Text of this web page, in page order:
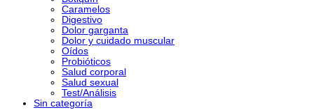
Caramelos
Digestivo
Dolor garganta
Dolor y cuidado muscular
Oídos
Probióticos
Salud corporal
Salud sexual
Test/Análisis
Sin categoría